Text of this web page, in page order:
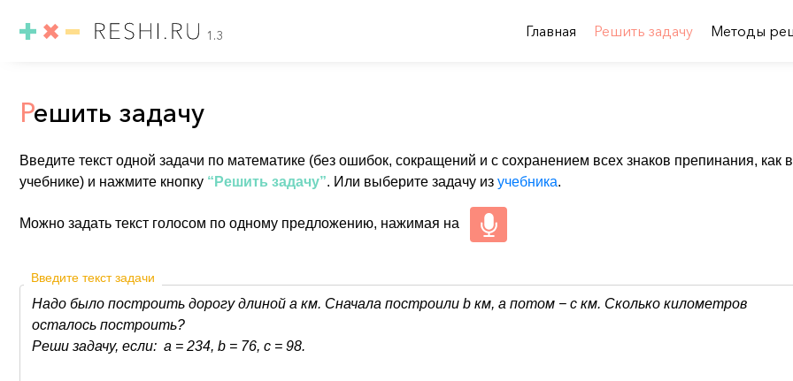
1.3 Главная Решить задачу Методы
Решить задачу
Введите текст одной задачи по математике (без ошибок, сокращений и с сохранением всех знаков препинания, как в
учебнике) и нажмите кнопку “Решить задачу”. Или выберите задачу из учебника.
Можно задать текст голосом по одному предложению, нажимая на
Введите текст задачи